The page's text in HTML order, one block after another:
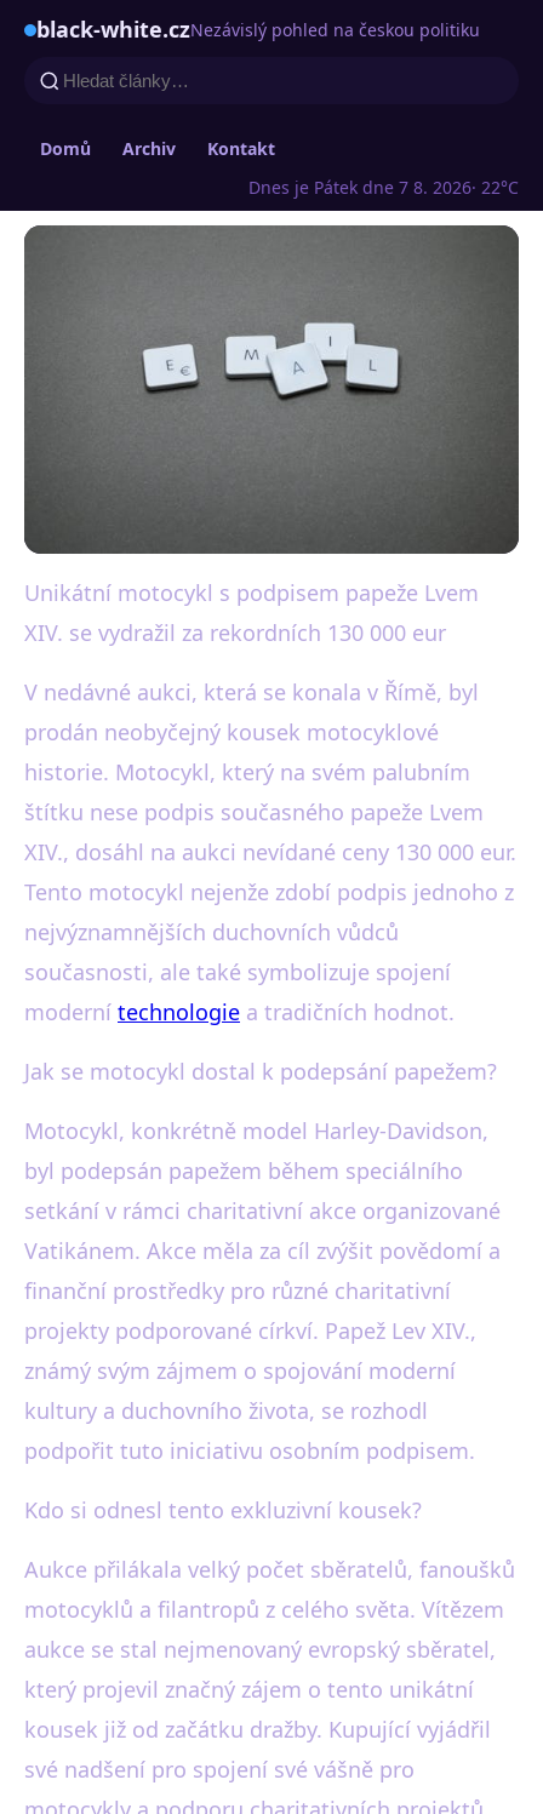
black-white.czNezávislý pohled na českou politiku
Domů Archiv
Kontakt
Dnes je Pátek dne 7 8. 2026· 22°C
black-white.cz
Papež Lv XIV. podepsal Harley:
Dražba za 130 000 eur!
19. 10. 2025· 3 min čtení · Autor: Martin Černý
Unikátní motocykl s podpisem papeže Lvem
XIV. se vydražil za rekordních 130 000 eur
V nedávné aukci, která se konala v Římě, byl
prodán neobyčejný kousek motocyklové
historie. Motocykl, který na svém palubním
štítku nese podpis současného papeže Lvem
XIV., dosáhl na aukci nevídané ceny 130 000 eur.
Tento motocykl nejenže zdobí podpis jednoho z
nejvýznamnějších duchovních vůdců
současnosti, ale také symbolizuje spojení
moderní technologie a tradičních hodnot.
Jak se motocykl dostal k podepsání papežem?
Motocykl, konkrétně model Harley-Davidson,
byl podepsán papežem během speciálního
setkání v rámci charitativní akce organizované
Vatikánem. Akce měla za cíl zvýšit povědomí a
finanční prostředky pro různé charitativní
projekty podporované církví. Papež Lev XIV.,
známý svým zájmem o spojování moderní
kultury a duchovního života, se rozhodl
podpořit tuto iniciativu osobním podpisem.
Kdo si odnesl tento exkluzivní kousek?
Aukce přilákala velký počet sběratelů, fanoušků
motocyklů a filantropů z celého světa. Vítězem
aukce se stal nejmenovaný evropský sběratel,
který projevil značný zájem o tento unikátní
kousek již od začátku dražby. Kupující vyjádřil
své nadšení pro spojení své vášně pro